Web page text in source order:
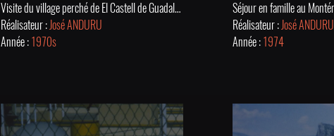
Visite du village perché de El Castell de Guadalest avec son Château San José emblématique, et moments en famille à Denia.
Réalisateur :José ANDURU
Année :1970s
Réalisateur :José ANDURU
Année :1974